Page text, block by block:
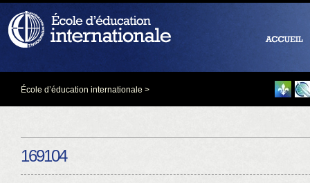
École d’éducation internationale >
169104